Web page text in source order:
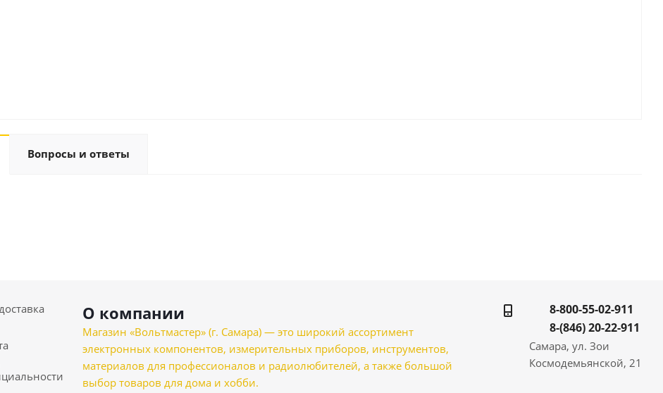
Вопросы и ответы
О компании
Магазин «Вольтмастер» (г. Самара) — это широкий ассортимент
электронных компонентов, измерительных приборов, инструментов,
материалов для профессионалов и радиолюбителей, а также большой
выбор товаров для дома и хобби.
8-800-55-02-911
8-(846) 20-22-911
Самара, ул. Зои
Космодемьянской, 21